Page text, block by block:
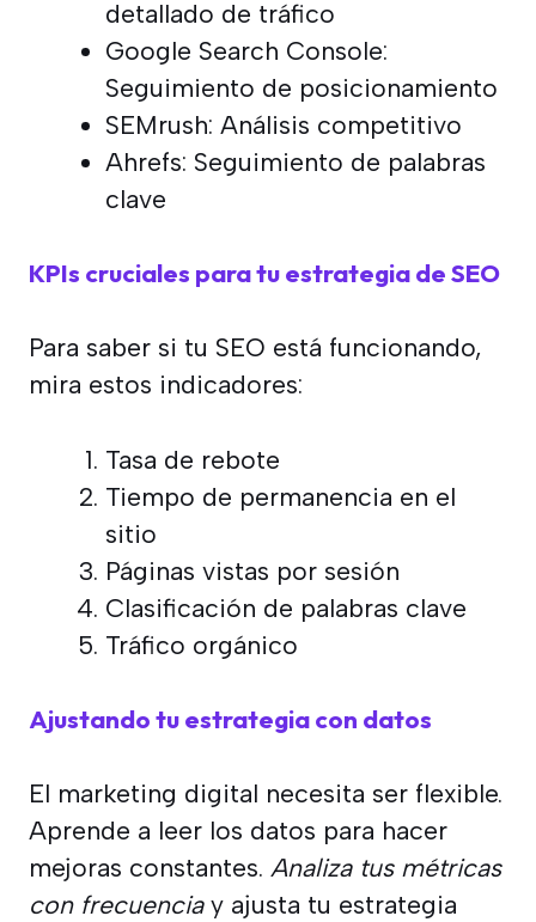
detallado de tráfico
Google Search Console:
Seguimiento de posicionamiento
SEMrush: Análisis competitivo
Ahrefs: Seguimiento de palabras
clave
KPIs cruciales para tu estrategia de SEO
Para saber si tu SEO está funcionando,
mira estos indicadores:
Tasa de rebote
Tiempo de permanencia en el
sitio
Páginas vistas por sesión
Clasificación de palabras clave
Tráfico orgánico
Ajustando tu estrategia con datos
El marketing digital necesita ser flexible.
Aprende a leer los datos para hacer
mejoras constantes. Analiza tus métricas
con frecuenciay ajusta tu estrategia